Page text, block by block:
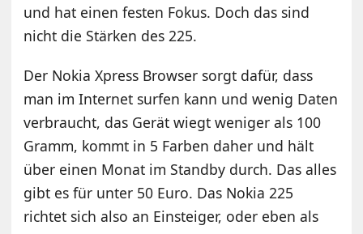
und hat einen festen Fokus. Doch das sind
nicht die Stärken des 225.
Der Nokia Xpress Browser sorgt dafür, dass
man im Internet surfen kann und wenig Daten
verbraucht, das Gerät wiegt weniger als 100
Gramm, kommt in 5 Farben daher und hält
über einen Monat im Standby durch. Das alles
gibt es für unter 50 Euro. Das Nokia 225
richtet sich also an Einsteiger, oder eben als